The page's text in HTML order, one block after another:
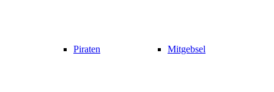
Piraten Mitgebsel